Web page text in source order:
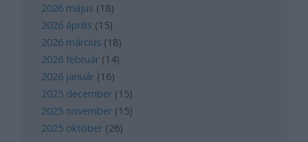
2026 május (18)
2026 április (15)
2026 március (18)
2026 február (14)
2026 január (16)
2025 december (15)
2025 november (15)
2025 október (26)